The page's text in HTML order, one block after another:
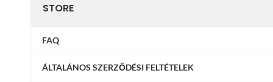
STORE
FAQ
ÁLTALÁNOS SZERZŐDÉSI FELTÉTELEK